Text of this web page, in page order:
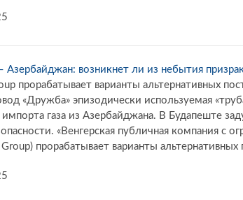
Азербайджан: возникнет ли из небытия
прорабатывает варианты альтернативных
«Дружба» эпизодически используемая
импорта газа из Азербайджана. В Будапеште
«Венгерская публичная компания с
прорабатывает варианты